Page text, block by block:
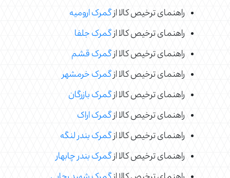
راهنمای ترخیص کالا ازگمرک ارومیه
راهنمای ترخیص کالا ازگمرک جلفا
راهنمای ترخیص کالا ازگمرک قشم
راهنمای ترخیص کالا ازگمرک خرمشهر
راهنمای ترخیص کالا ازگمرک بازرگان
راهنمای ترخیص کالا ازگمرک اراک
راهنمای ترخیص کالا ازگمرک بندر لنگه
راهنمای ترخیص کالا ازگمرک بندر چابهار